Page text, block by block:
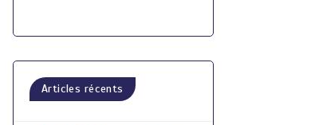
Articles récents